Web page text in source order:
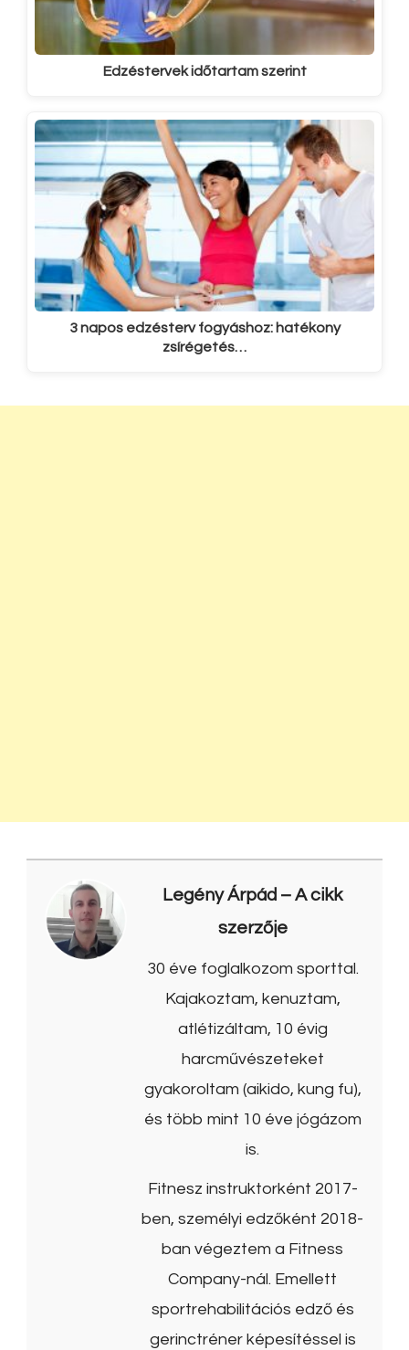
Edzéstervek időtartam szerint
3 napos edzésterv fogyáshoz: hatékony
zsírégetés…
Legény Árpád – A cikk
szerzője
30 éve foglalkozom sporttal.
Kajakoztam, kenuztam,
atlétizáltam, 10 évig
harcművészeteket
gyakoroltam (aikido, kung fu),
és több mint 10 éve jógázom
is.
Fitnesz instruktorként 2017-
ben, személyi edzőként 2018-
ban végeztem a Fitness
Company-nál. Emellett
sportrehabilitációs edző és
gerinctréner képesítéssel is